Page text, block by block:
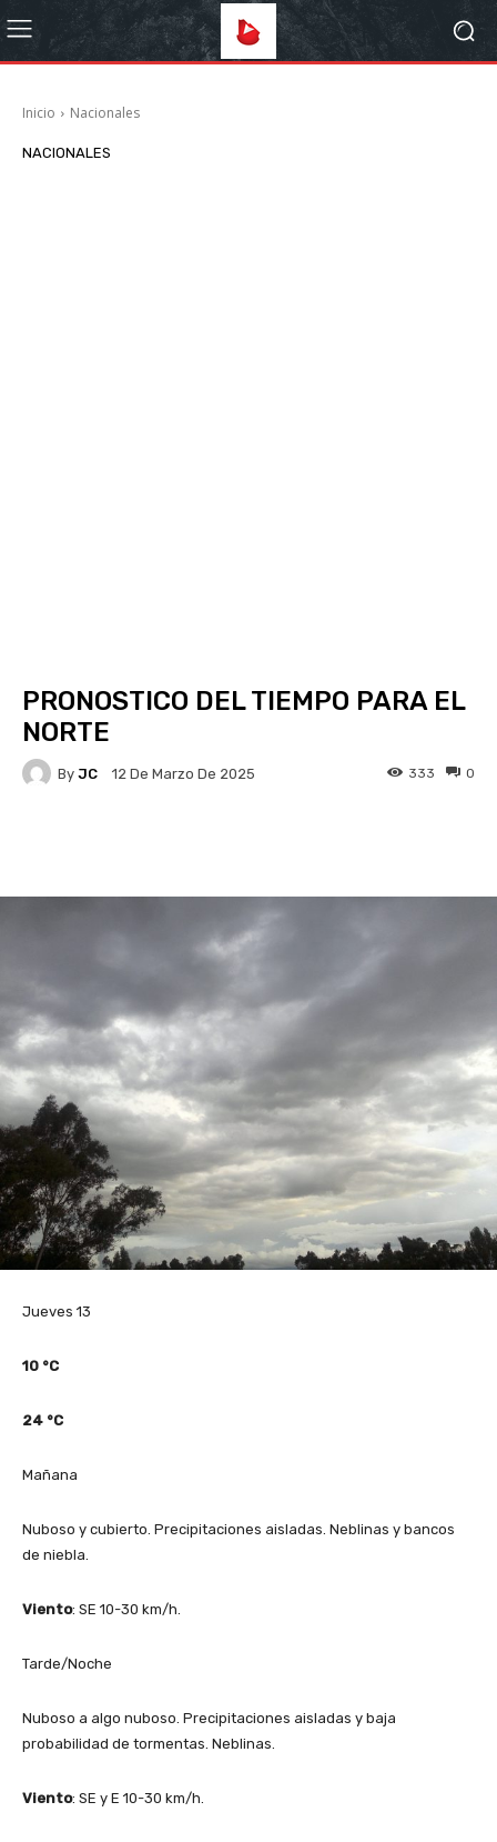
Inicio Nacionales
NACIONALES
PRONOSTICO DEL TIEMPO PARA EL
NORTE
By JC 12 De Marzo De 2025 0
333
Jueves 13
10 °C
24 °C
Mañana
Nuboso y cubierto. Precipitaciones aisladas. Neblinas y bancos
de niebla.
Viento: SE 10-30 km/h.
Tarde/Noche
Nuboso a algo nuboso. Precipitaciones aisladas y baja
probabilidad de tormentas. Neblinas.
Viento: SE y E 10-30 km/h.